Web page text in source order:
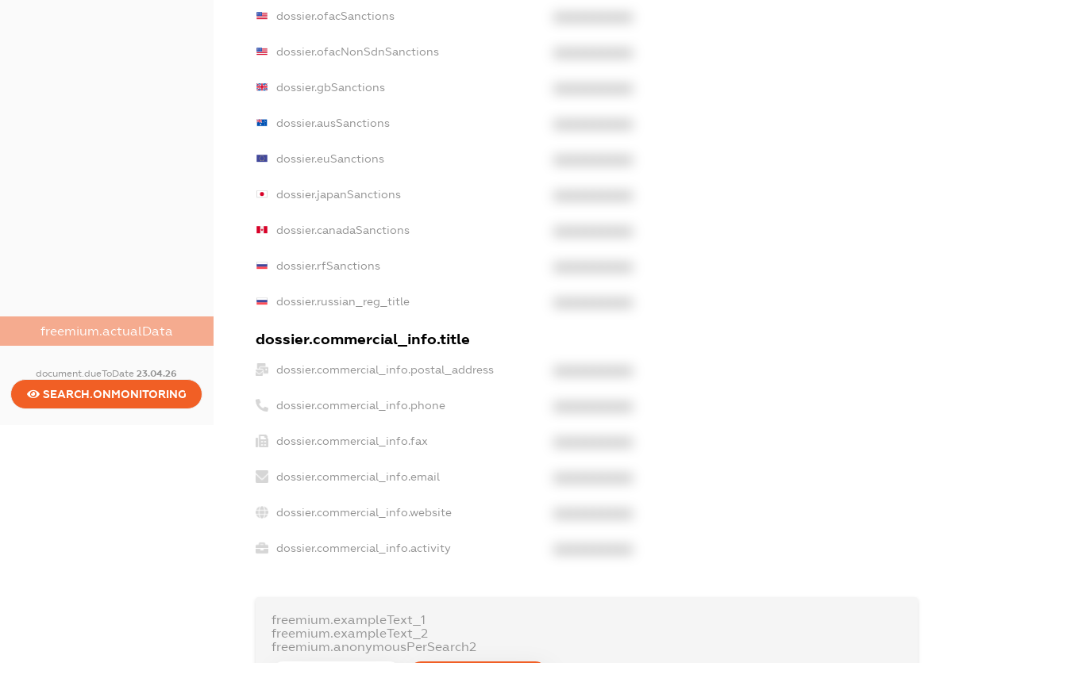
freemium.actualData
document.dueToDate23.04.26
SEARCH.ONMONITORING
dossier.ofacSanctions
dossier.ofacNonSdnSanctions
dossier.gbSanctions
dossier.ausSanctions
dossier.euSanctions
dossier.japanSanctions
dossier.canadaSanctions
dossier.rfSanctions
dossier.russian_reg_title
dossier.commercial_info.title
dossier.commercial_info.postal_address
dossier.commercial_info.phone
dossier.commercial_info.fax
dossier.commercial_info.email
dossier.commercial_info.website
dossier.commercial_info.activity
freemium.exampleText_1
freemium.exampleText_2
freemium.anonymousPerSearch2